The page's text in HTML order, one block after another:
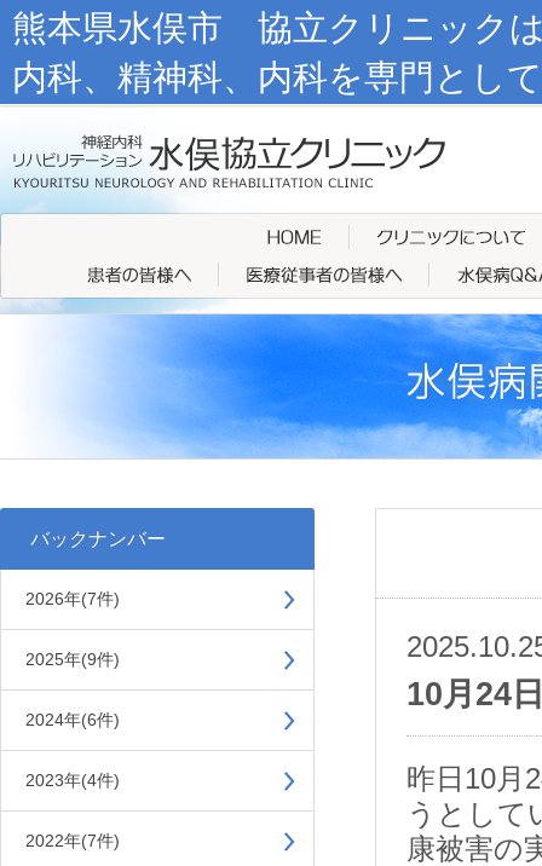
熊本県水俣市 協立クリニック
内科、精神科、内科を専門とし
バックナンバー
2026年(7件)
2025年(9件)
2024年(6件)
2023年(4件)
2022年(7件)
10月24
昨日10月
うとして
康被害の